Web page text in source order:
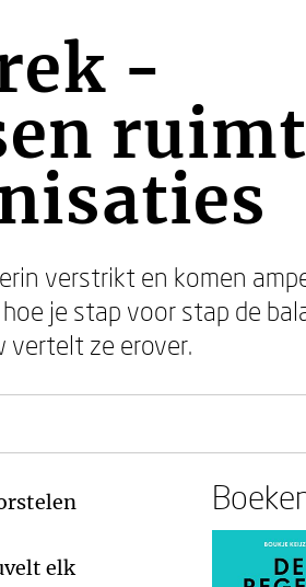
-
verstrikt en komen
je stap voor stap de
vertelt ze erover.
elk